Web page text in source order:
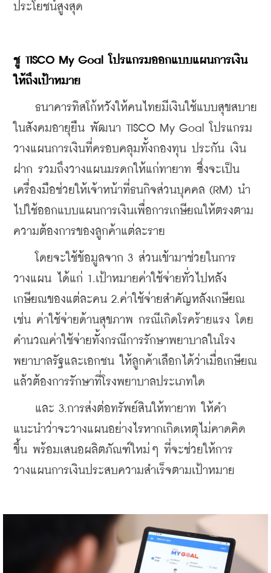
ประโยชน์สูงสุด
ชู TISCO My Goal โปรแกรมออกแบบแผนการเงิน
ให้ถึงเป้าหมาย
ธนาคารทิสโก้หวังให้คนไทยมีเงินใช้แบบสุขสบาย
ในสังคมอายุยืน พัฒนา TISCO My Goal โปรแกรม
วางแผนการเงินที่ครอบคลุมทั้งกองทุน ประกัน เงิน
ฝาก รวมถึงวางแผนมรดกให้แก่ทายาท ซึ่งจะเป็น
เครื่องมือช่วยให้เจ้าหน้าที่ธนกิจส่วนบุคคล (RM) นำ
ไปใช้ออกแบบแผนการเงินเพื่อการเกษียณให้ตรงตาม
ความต้องการของลูกค้าแต่ละราย
โดยจะใช้ข้อมูลจาก 3 ส่วนเข้ามาช่วยในการ
วางแผน ได้แก่ 1.เป้าหมายค่าใช้จ่ายทั่วไปหลัง
เกษียณของแต่ละคน 2.ค่าใช้จ่ายสำคัญหลังเกษียณ
เช่น ค่าใช้จ่ายด้านสุขภาพ กรณีเกิดโรคร้ายแรง โดย
คำนวณค่าใช้จ่ายทั้งกรณีการรักษาพยาบาลในโรง
พยาบาลรัฐและเอกชน ให้ลูกค้าเลือกได้ว่าเมื่อเกษียณ
แล้วต้องการรักษาที่โรงพยาบาลประเภทใด
และ 3.การส่งต่อทรัพย์สินให้ทายาท ให้คำ
แนะนำว่าจะวางแผนอย่างไรหากเกิดเหตุไม่คาดคิด
ขึ้น พร้อมเสนอผลิตภัณฑ์ใหม่ๆ ที่จะช่วยให้การ
วางแผนการเงินประสบความสำเร็จตามเป้าหมาย